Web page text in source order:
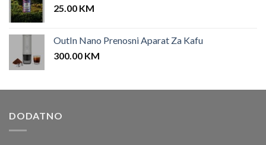
25.00 KM
OutIn Nano Prenosni Aparat Za Kafu
300.00 KM
DODATNO